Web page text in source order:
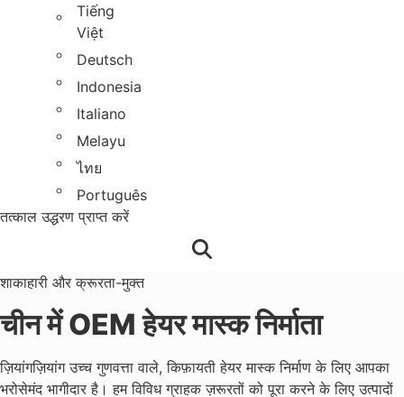
Tiếng
Việt
Deutsch
Indonesia
Italiano
Melayu
ไทย
Português
तत्काल उद्धरण प्राप्त करें
शाकाहारी और क्रूरता-मुक्त
चीन में OEM हेयर मास्क निर्माता
ज़ियांगज़ियांग उच्च गुणवत्ता वाले, किफ़ायती हेयर मास्क निर्माण के लिए आपका
भरोसेमंद भागीदार है। हम विविध ग्राहक ज़रूरतों को पूरा करने के लिए उत्पादों